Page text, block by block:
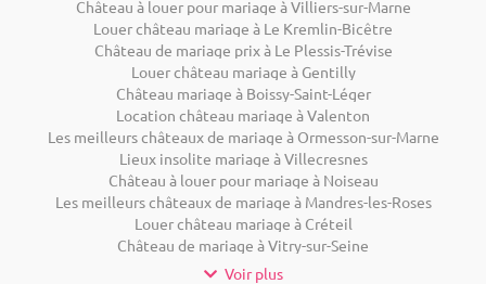
Château à louer pour mariage à Villiers-sur-Marne
Louer château mariage à Le Kremlin-Bicêtre
Château de mariage prix à Le Plessis-Trévise
Louer château mariage à Gentilly
Château mariage à Boissy-Saint-Léger
Location château mariage à Valenton
Les meilleurs châteaux de mariage à Ormesson-sur-Marne
Lieux insolite mariage à Villecresnes
Château à louer pour mariage à Noiseau
Les meilleurs châteaux de mariage à Mandres-les-Roses
Louer château mariage à Créteil
Château de mariage à Vitry-sur-Seine
Voir plus